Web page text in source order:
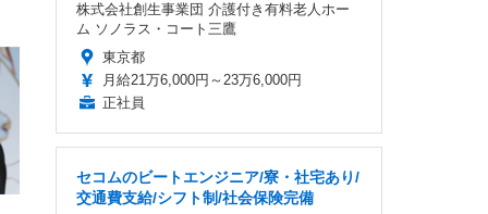
ガ
チ
(3
)
株式会社創生事業団 介護付き有料老人ホー
ム ソノラス・コート三鷹
東京都
月給21万6,000円～23万6,000円
正社員
セコムのビートエンジニア/寮・社宅あり/
交通費支給/シフト制/社会保険完備